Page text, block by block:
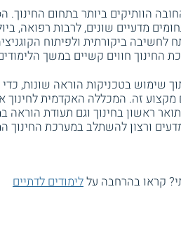
הוותיקים ביותר בתחום החינוך.
מדעיים שונים, לרבות רפואה,
ביקורתית ולפיתוח
החינוך חווים קשיים במשך
בטכניקות הוראה שונות, כדי
זה. המכללה האקדמית לחינוך
ראשון בחינוך וגם תעודת הוראה
ורצון להשתלב במערכת החינוך
קראו בהרחבה עללימודים לדתיים